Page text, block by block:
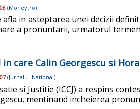
(Money.ro)
afla in asteptarea unei decizii
a pronuntarii, urmatorul
in care Calin Georgescu si
(Jurnalul-National)
si Justitie (ICCJ) a respins
mentinand incheierea